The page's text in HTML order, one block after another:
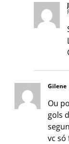
Gilene
Ou
gols
vc só